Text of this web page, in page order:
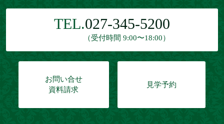
TEL.027-345-5200
（受付時間 9:00〜18:00）
お問い合せ
資料請求
見学予約